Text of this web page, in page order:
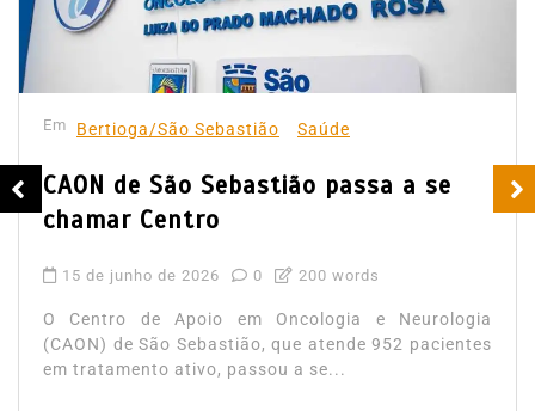
Em Bertioga/São Sebastião Saúde
CAON de São Sebastião passa a se
chamar Centro
15 de junho de 2026 0 200 words
O Centro de Apoio em Oncologia e Neurologia
(CAON) de São Sebastião, que atende 952 pacientes
em tratamento ativo, passou a se...